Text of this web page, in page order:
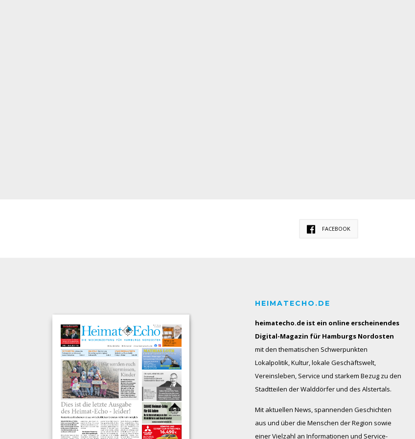
FACEBOOK
HEIMATECHO.DE
heimatecho.de ist ein online erscheinendes
Digital-Magazin für Hamburgs Nordosten
mit den thematischen Schwerpunkten
Lokalpolitik, Kultur, lokale Geschäftswelt,
Vereinsleben, Service und starkem Bezug zu den
Stadtteilen der Walddörfer und des Alstertals.
Mit aktuellen News, spannenden Geschichten
aus und über die Menschen der Region sowie
einer Vielzahl an Informationen und Service-